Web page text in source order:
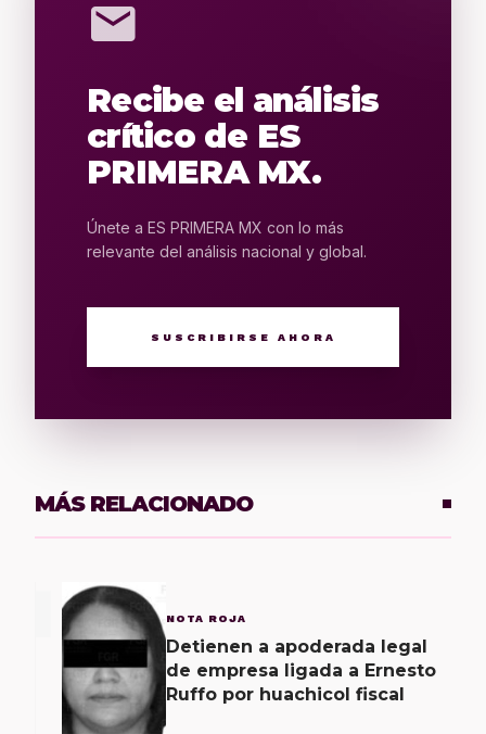
mail
Recibe el análisis
crítico de ES
PRIMERA MX.
Únete a ES PRIMERA MX con lo más
relevante del análisis nacional y global.
SUSCRIBIRSE AHORA
MÁS RELACIONADO
NOTA ROJA
Detienen a apoderada legal
de empresa ligada a Ernesto
Ruffo por huachicol fiscal